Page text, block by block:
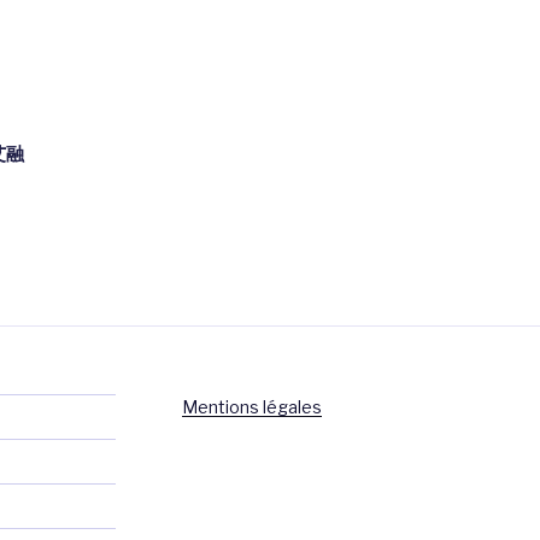
融
Mentions légales